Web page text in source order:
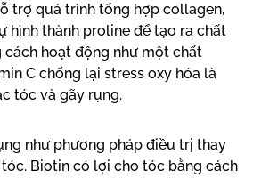
trợ quá trình tổng hợp collagen,
hình thành proline để tạo ra chất
cách hoạt động như một chất
C chống lại stress oxy hóa là
tóc và gãy rụng.
như phương pháp điều trị thay
Biotin có lợi cho tóc bằng cách